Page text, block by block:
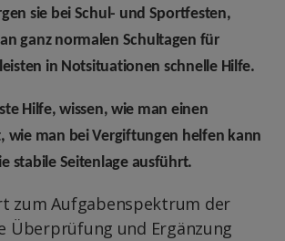
sie bei Schul- und Sportfesten,
ganz normalen Schultagen für
in Notsituationen schnelle Hilfe.
Hilfe, wissen, wie man einen
wie man bei Vergiftungen helfen kann
stabile Seitenlage ausführt.
zum Aufgabenspektrum der
Überprüfung und Ergänzung